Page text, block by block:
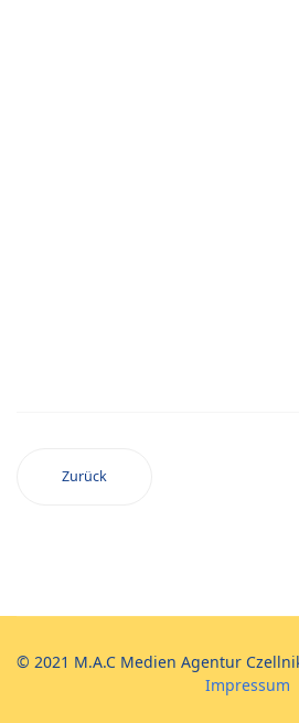
Zurück
© 2021 M.A.C Medien Agentur
Impressum